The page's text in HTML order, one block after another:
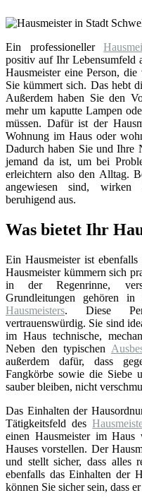
Ein professioneller
positiv auf Ihr Lebensumfeld
Hausmeister eine Person,
Sie kümmert sich. Das hebt
Außerdem haben Sie den
mehr um kaputte Lampen
müssen. Dafür ist der
Wohnung im Haus oder
Dadurch haben Sie und Ihre
jemand da ist, um bei
erleichtern also den Alltag.
angewiesen sind, wirken
beruhigend aus.
Was bietet Ihr
Ein Hausmeister ist
Hausmeister kümmern sich
in der Regenrinne,
Grundleitungen gehören in
Hausmeisters. Diese
vertrauenswürdig. Sie sind
im Haus technische,
Neben den typischen
außerdem dafür, dass
Fangkörbe sowie die Siebe
sauber bleiben, nicht
Das Einhalten der
Tätigkeitsfeld des
einen Hausmeister im Haus
Hauses vorstellen. Der
und stellt sicher, dass alles
ebenfalls das Einhalten der
können Sie sicher sein, dass